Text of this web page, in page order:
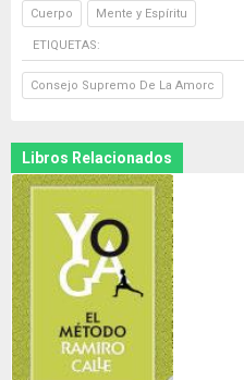
Cuerpo Mente y Espíritu
ETIQUETAS:
Consejo Supremo De La Amorc
Libros Relacionados